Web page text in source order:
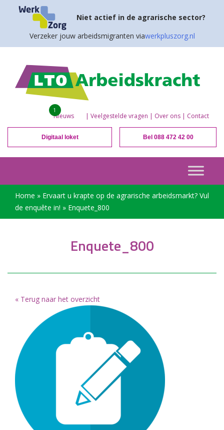
Niet actief in de agrarische sector?
Verzeker jouw arbeidsmigranten viawerkpluszorg.nl
Nieuws
1
| Veelgestelde vragen | Over ons | Contact
Digitaal loket Bel 088 472 42 00
Home » Ervaart u krapte op de agrarische arbeidsmarkt? Vul
de enquête in! » Enquete_800
Enquete_800
« Terug naar het overzicht